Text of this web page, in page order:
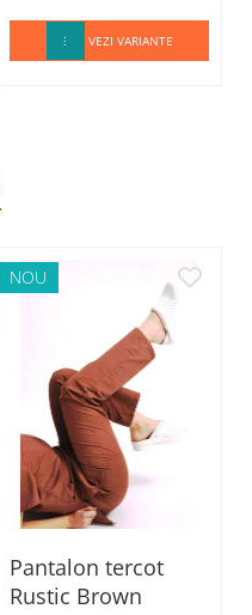
VEZI VARIANTE
NOU
Pantalon tercot
Rustic Brown